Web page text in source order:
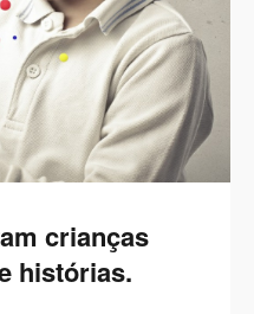
crianças
histórias.